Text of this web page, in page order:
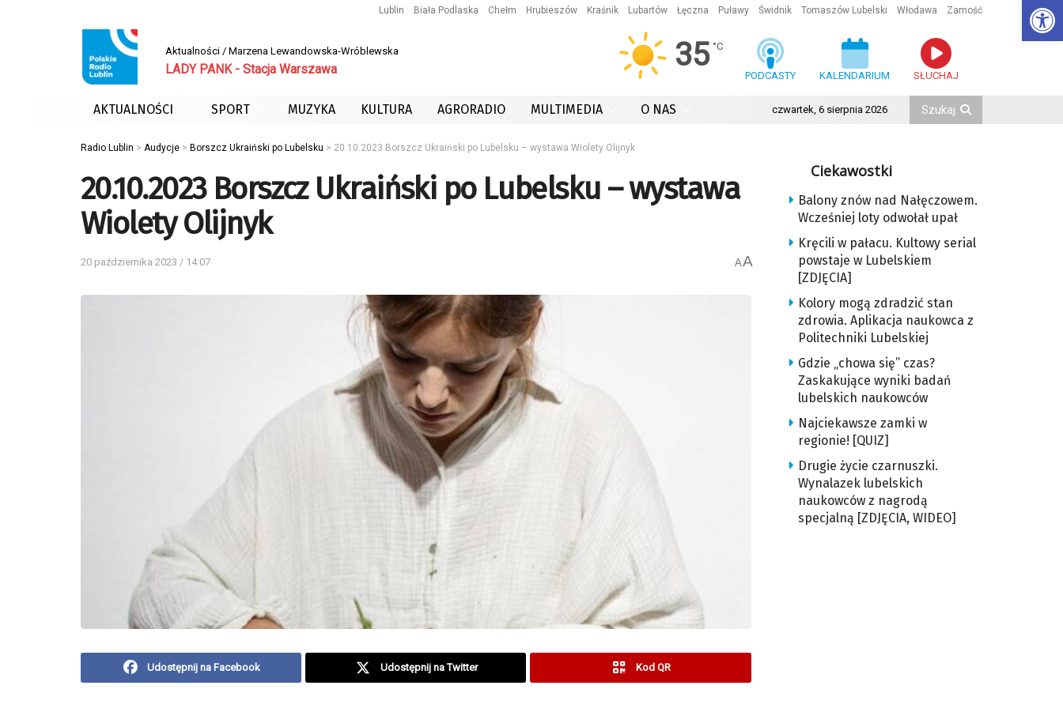
Lublin Biała Podlaska Chełm Hrubieszów Kraśnik Lubartów Łęczna Puławy Świdnik Tomaszów Lubelski Włodawa Zamość
Aktualności / Marzena Lewandowska-Wróblewska
LADY PANK - Stacja Warszawa 35 °C
PODCASTY KALENDARIUM SŁUCHAJ
AKTUALNOŚCI SPORT MUZYKA KULTURA AGRORADIO MULTIMEDIA O NAS czwartek, 6 sierpnia 2026
Radio Lublin > Audycje > Borszcz Ukraiński po Lubelsku > 20.10.2023 Borszcz Ukraiński po Lubelsku – wystawa Wiolety Olijnyk
20.10.2023 Borszcz Ukraiński po Lubelsku – wystawa
Wiolety Olijnyk
20 października 2023 / 14:07 AA
Udostępnij na Facebook Udostępnij na Twitter Kod QR
Ciekawostki
Balony znów nad Nałęczowem.
Wcześniej loty odwołał upał
Kręcili w pałacu. Kultowy serial
powstaje w Lubelskiem
[ZDJĘCIA]
Kolory mogą zdradzić stan
zdrowia. Aplikacja naukowca z
Politechniki Lubelskiej
Gdzie „chowa się” czas?
Zaskakujące wyniki badań
lubelskich naukowców
Najciekawsze zamki w
regionie! [QUIZ]
Drugie życie czarnuszki.
Wynalazek lubelskich
naukowców z nagrodą
specjalną [ZDJĘCIA, WIDEO]